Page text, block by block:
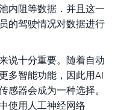
内阻等数据．并且这一
的驾驶情况对数据进行
说十分重要。随着自动
多智能功能，因此用AI
感器会成为一种选择。
使用人工神经网络